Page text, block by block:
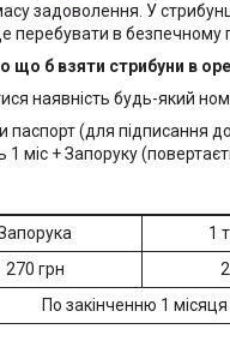
задоволення. У
перебувати в безпечному
що б взяти стрибуни в
наявність будь-який
паспорт (для підписання
1 міс + Запоруку
1
270 грн
По закінченню 1